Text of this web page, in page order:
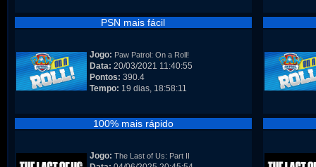
PSN mais fácil
Jogo: Paw Patrol: On a Roll!
Data: 20/03/2021 11:40:55
Pontos: 390.4
Tempo: 19 dias, 18:58:11
100% mais rápido
Jogo: The Last of Us: Part II